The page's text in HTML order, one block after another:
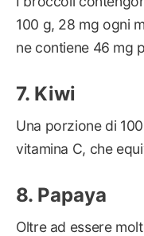
100 g, 28 mg ogni
ne contiene 46 mg
Kiwi
Una porzione di
vitamina C, che
Papaya
Oltre ad essere